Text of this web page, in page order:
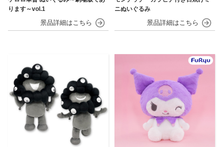
ります～vol.1
ニぬいぐるみ